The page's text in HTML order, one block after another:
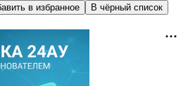
в избранное
В чёрный список